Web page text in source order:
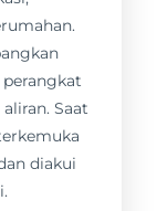
Saat
diakui